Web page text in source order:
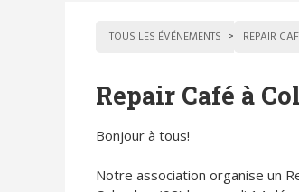
TOUS LES ÉVÉNEMENTS REPAIR
Repair Café à
Bonjour à tous!
Notre association organise un